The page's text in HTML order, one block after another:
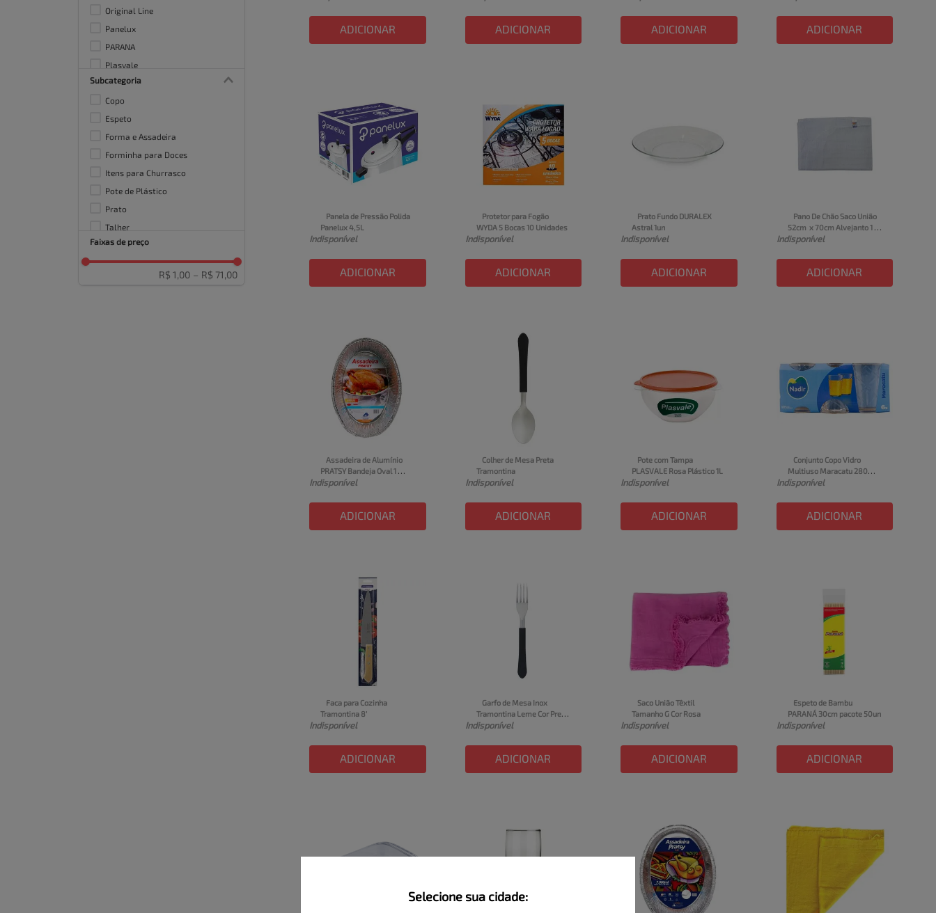
Selecione sua cidade:
Original Line
Panelux
PARANA
Plasvale
PRATSY
Regina
Subcategoria
Copo
Espeto
Forma e Assadeira
Forminha para Doces
Itens para Churrasco
Pote de Plástico
Prato
Talher
Talher de Serviço
Faixas de preço
R$ 1,00 – R$ 71,00
ADICIONAR ADICIONAR ADICIONAR ADICIONAR
Panela de Pressão Polida
Panelux 4,5L
Indisponível
ADICIONAR
Protetor para Fogão
WYDA 5 Bocas 10 Unidades
Indisponível
ADICIONAR
Prato Fundo DURALEX
Astral 1un
Indisponível
ADICIONAR
Pano De Chão Saco União
52cm  x 70cm Alvejanto 1
Unidade
Indisponível
ADICIONAR
Assadeira de Alumínio
PRATSY Bandeja Oval 1
Unidade 4L
Indisponível
ADICIONAR
Colher de Mesa Preta
Tramontina
Indisponível
ADICIONAR
Pote com Tampa
PLASVALE Rosa Plástico 1L
Indisponível
ADICIONAR
Conjunto Copo Vidro
Multiuso Maracatu 280ml
Nadir 6 Unidades
Indisponível
ADICIONAR
Faca para Cozinha
Tramontina 8'
Indisponível
ADICIONAR
Garfo de Mesa Inox
Tramontina Leme Cor Preto
1 Unidade
Indisponível
ADICIONAR
Saco União Têxtil
Tamanho G Cor Rosa
Indisponível
ADICIONAR
Espeto de Bambu
PARANÁ 30cm pacote 50un
Indisponível
ADICIONAR